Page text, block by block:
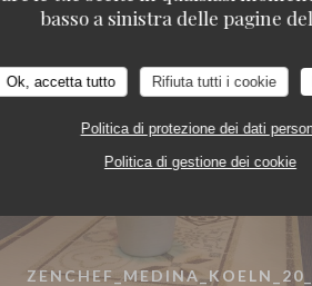
basso a sinistra delle pagine
Ok, accetta tutto Rifiuta tutti i cookie
Politica di protezione dei dati
Politica di gestione dei cookie